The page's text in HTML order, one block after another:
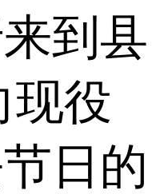
到县
现役
日的